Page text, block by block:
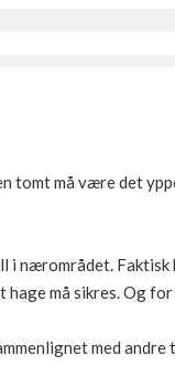
tomt må være det
i nærområdet.
må sikres. Og for
med andre